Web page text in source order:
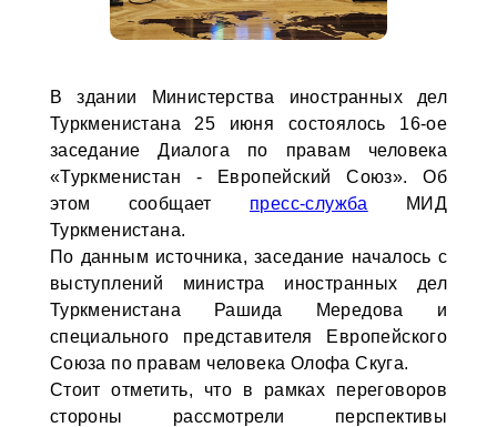
В здании Министерства иностранных дел
Туркменистана 25 июня состоялось 16-ое
заседание Диалога по правам человека
«Туркменистан - Европейский Союз». Об
этом сообщает пресс-служба
МИД
Туркменистана.
По данным источника, заседание началось с
выступлений министра иностранных дел
Туркменистана Рашида Мередова и
специального представителя Европейского
Союза по правам человека Олофа Скуга.
Стоит отметить, что в рамках переговоров
стороны рассмотрели перспективы